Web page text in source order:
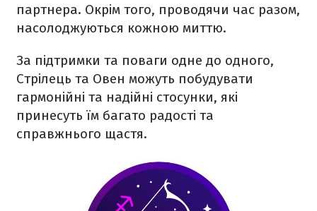
партнера. Окрім того, проводячи час разом,
насолоджуються кожною миттю.
За підтримки та поваги одне до одного,
Стрілець та Овен можуть побудувати
гармонійні та надійні стосунки, які
принесуть їм багато радості та
справжнього щастя.